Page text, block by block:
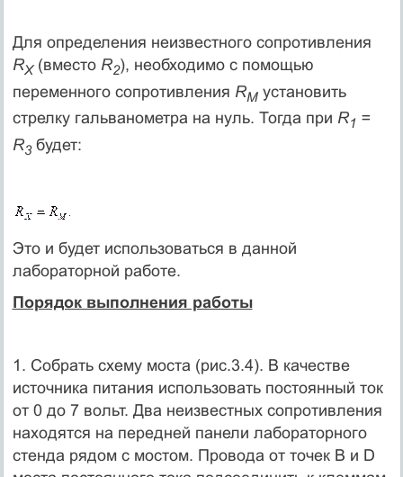
Для определения неизвестного сопротивления
RХ(вместо R2), необходимо с помощью
переменного сопротивления RM установить
стрелку гальванометра на нуль. Тогда при R1 =
R3 будет:
Это и будет использоваться в данной
лабораторной работе.
Порядок выполнения работы
1. Собрать схему моста (рис.3.4). В качестве
источника питания использовать постоянный ток
от 0 до 7 вольт. Два неизвестных сопротивления
находятся на передней панели лабораторного
стенда рядом с мостом. Провода от точек В и D